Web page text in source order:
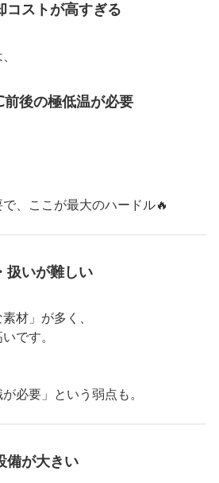
ストが高すぎる
後の極低温が必要
、ここが最大のハードル🔥
扱いが難しい
材」が多く、
です。
必要」という弱点も。
備が大きい